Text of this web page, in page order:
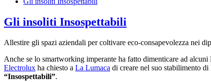
Gli insoliti Insospettabili
Allestire gli spazi aziendali per coltivare eco-consapevolezza nei
Anche se lo smartworking imperante ha fatto dimenticare ad
Electrolux ha chiesto a La Lumaca di creare nel suo stabilimento
“Insospettabili”.